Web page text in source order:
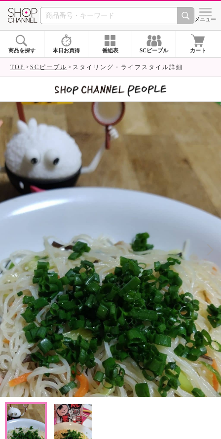
SHOP CHANNEL シメニュー
商品を探す 本日お買得 番組表 SCピープル カート
TOP SCピープル スタイリング・ライフスタイル詳細